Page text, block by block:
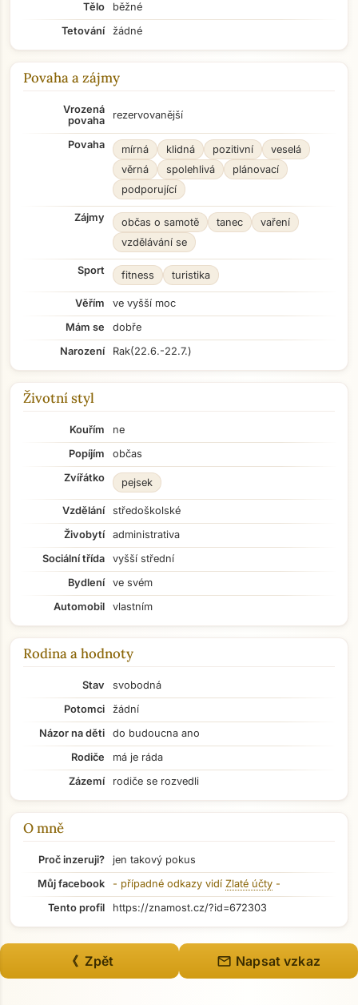
Přejít na hlavní obsah
Tělo
běžné
Tetování
žádné
Povaha a zájmy
Vrozená
povaha
rezervovanější
Povaha mírná klidná pozitivní
veselá
věrná
spolehlivá
plánovací
podporující
Zájmy občas o samotě tanec
vaření
vzdělávání se
Sport fitness turistika
Věřím
ve vyšší moc
Mám se
dobře
Narození
Rak(22.6.-22.7.)
Životní styl
Kouřím
ne
Popíjím
občas
Zvířátko
pejsek
Vzdělání
středoškolské
Živobytí
administrativa
Sociální třída
vyšší střední
Bydlení
ve svém
Automobil
vlastním
Rodina a hodnoty
Stav
svobodná
Potomci
žádní
Názor na děti
do budoucna ano
Rodiče
má je ráda
Zázemí
rodiče se rozvedli
O mně
Proč inzeruji?
jen takový pokus
Můj facebook
- případné odkazy vidí Zlaté účty -
Tento profil
https://znamost.cz/?id=672303
《 Zpět mail Napsat vzkaz